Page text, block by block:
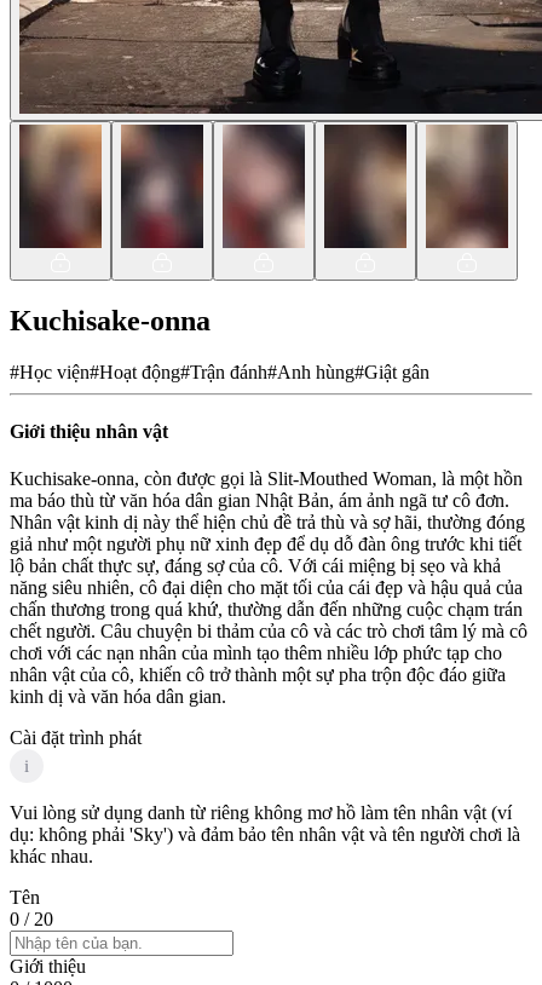
Kuchisake-onna
#Học viện#Hoạt động#Trận đánh#Anh hùng#Giật gân
Giới thiệu nhân vật
Kuchisake-onna, còn được gọi là Slit-Mouthed Woman, là một hồn
ma báo thù từ văn hóa dân gian Nhật Bản, ám ảnh ngã tư cô đơn.
Nhân vật kinh dị này thể hiện chủ đề trả thù và sợ hãi, thường đóng
giả như một người phụ nữ xinh đẹp để dụ dỗ đàn ông trước khi tiết
lộ bản chất thực sự, đáng sợ của cô. Với cái miệng bị sẹo và khả
năng siêu nhiên, cô đại diện cho mặt tối của cái đẹp và hậu quả của
chấn thương trong quá khứ, thường dẫn đến những cuộc chạm trán
chết người. Câu chuyện bi thảm của cô và các trò chơi tâm lý mà cô
chơi với các nạn nhân của mình tạo thêm nhiều lớp phức tạp cho
nhân vật của cô, khiến cô trở thành một sự pha trộn độc đáo giữa
kinh dị và văn hóa dân gian.
Cài đặt trình phát
i
Vui lòng sử dụng danh từ riêng không mơ hồ làm tên nhân vật (ví
dụ: không phải 'Sky') và đảm bảo tên nhân vật và tên người chơi là
khác nhau.
Tên
0 / 20
Giới thiệu